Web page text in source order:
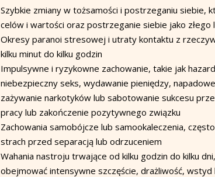
Szybkie zmiany w tożsamości i postrzeganiu siebie,
celów i wartości oraz postrzeganie siebie jako
Okresy paranoi stresowej i utraty kontaktu z
kilku minut do kilku godzin
Impulsywne i ryzykowne zachowanie, takie jak
niebezpieczny seks, wydawanie pieniędzy,
zażywanie narkotyków lub sabotowanie sukcesu
pracy lub zakończenie pozytywnego związku
Zachowania samobójcze lub samookaleczenia,
strach przed separacją lub odrzuceniem
Wahania nastroju trwające od kilku godzin do kilku
obejmować intensywne szczęście, drażliwość, wstyd